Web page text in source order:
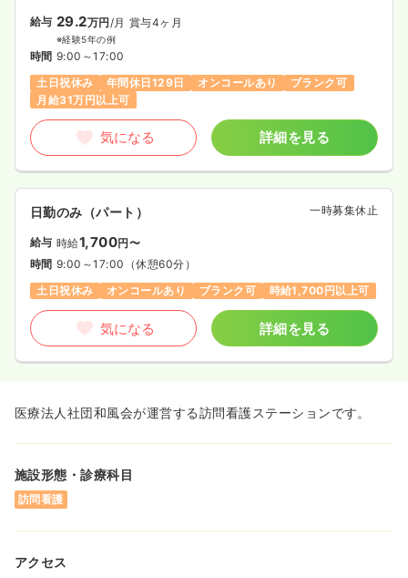
給与 29.2万円/月 賞与4ヶ月
※経験5年の例
時間 9:00～17:00
土日祝休み
年間休日129日 オンコールあり
ブランク可
月給31万円以上可
気になる 詳細を見る
日勤のみ（パート） 一時募集休止
給与 時給1,700円〜
時間 9:00～17:00 （休憩60分）
土日祝休み
オンコールあり ブランク可 時給1,700円以上可
気になる 詳細を見る
医療法人社団和風会が運営する訪問看護ステーションです。
施設形態・診療科目
訪問看護
アクセス